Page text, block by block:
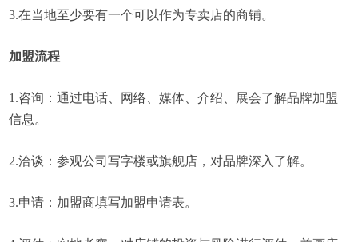
3.在当地至少要有一个可以作为专卖店的商铺。
加盟流程
1.咨询：通过电话、网络、媒体、介绍、展会了解品牌加盟
信息。
2.洽谈：参观公司写字楼或旗舰店，对品牌深入了解。
3.申请：加盟商填写加盟申请表。